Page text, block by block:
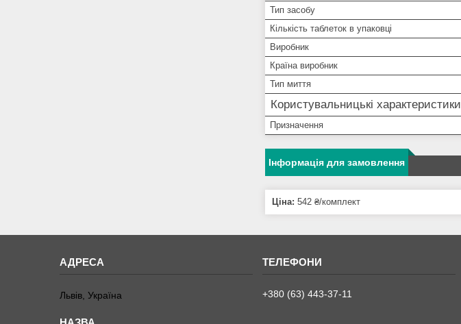
Тип засобу
Кількість таблеток в упаковці
Виробник
Країна виробник
Тип миття
Користувальницькі характеристики
Призначення
Інформація для замовлення
Ціна: 542 ₴/комплект
Львів, Україна +380 (63) 443-37-11